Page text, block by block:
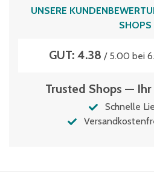
UNSERE
SHOPS
GUT: 4.38 / 5.00 bei
Trusted Shops —
Schnelle